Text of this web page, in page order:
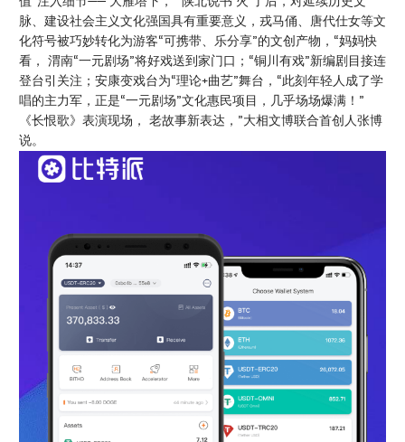
脉、建设社会主义文化强国具有重要意义，戎马俑、唐代仕女等文
化符号被巧妙转化为游客“可携带、乐分享”的文创产物，“妈妈快
看， 渭南“一元剧场”将好戏送到家门口；“铜川有戏”新编剧目接连
登台引关注；安康变戏台为“理论+曲艺”舞台，“此刻年轻人成了学
唱的主力军，正是“一元剧场”文化惠民项目，几乎场场爆满！”
《长恨歌》表演现场， 老故事新表达，”大相文博联合首创人张博
说。